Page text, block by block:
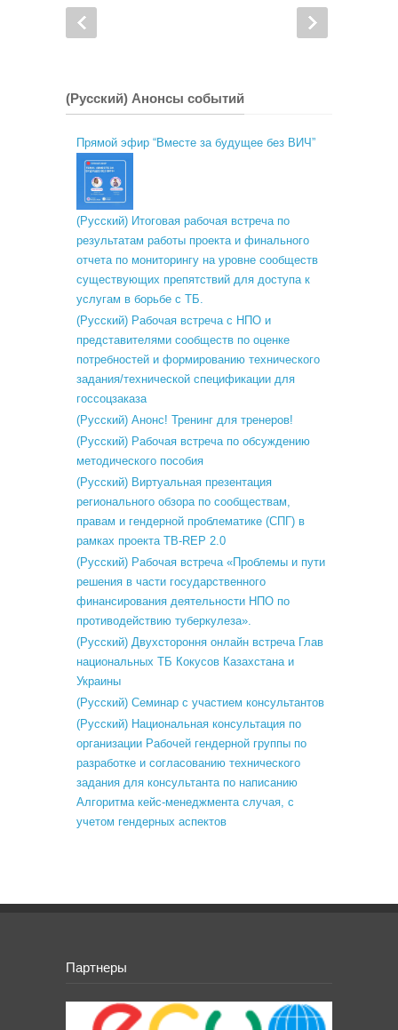
(Русский) Анонсы событий
Прямой эфир “Вместе за будущее без ВИЧ”
(Русский) Итоговая рабочая встреча по
результатам работы проекта и финального
отчета по мониторингу на уровне сообществ
существующих препятствий для доступа к
услугам в борьбе с ТБ.
(Русский) Рабочая встреча с НПО и
представителями сообществ по оценке
потребностей и формированию технического
задания/технической спецификации для
госсоцзаказа
(Русский) Анонс! Тренинг для тренеров!
(Русский) Рабочая встреча по обсуждению
методического пособия
(Русский) Виртуальная презентация
регионального обзора по сообществам,
правам и гендерной проблематике (СПГ) в
рамках проекта TB-REP 2.0
(Русский) Рабочая встреча «Проблемы и пути
решения в части государственного
финансирования деятельности НПО по
противодействию туберкулеза».
(Русский) Двухстороння онлайн встреча Глав
национальных ТБ Кокусов Казахстана и
Украины
(Русский) Семинар с участием консультантов
(Русский) Национальная консультация по
организации Рабочей гендерной группы по
разработке и согласованию технического
задания для консультанта по написанию
Алгоритма кейс-менеджмента случая, с
учетом гендерных аспектов
Партнеры